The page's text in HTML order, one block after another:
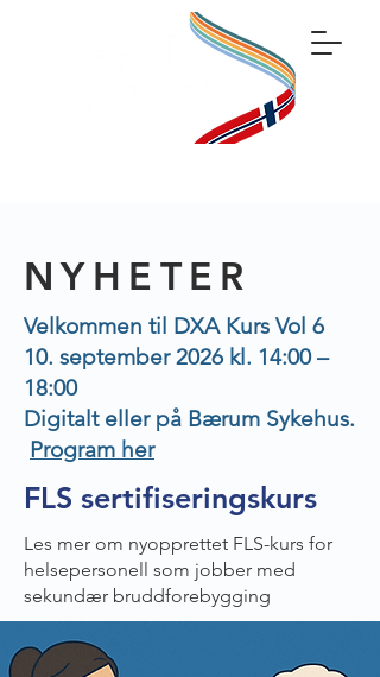
NYHETER
Velkommen til DXA Kurs Vol 6
10. september 2026 kl. 14:00 –
18:00
Digitalt eller på Bærum Sykehus.
Program her
FLS sertifiseringskurs
Les mer om nyopprettet FLS-kurs for
helsepersonell som jobber med
sekundær bruddforebygging